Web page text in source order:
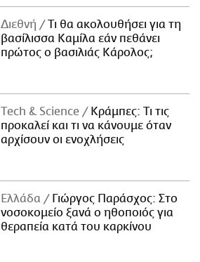
Διεθνή
Τι θα ακολουθήσει για τη
βασίλισσα Καμίλα εάν πεθάνει
πρώτος ο βασιλιάς Κάρολος;
Τech & Science
Κράμπες: Τι τις
προκαλεί και τι να κάνουμε όταν
αρχίσουν οι ενοχλήσεις
Ελλάδα
Γιώργος Παράσχος: Στο
νοσοκομείο ξανά ο ηθοποιός για
θεραπεία κατά του καρκίνου